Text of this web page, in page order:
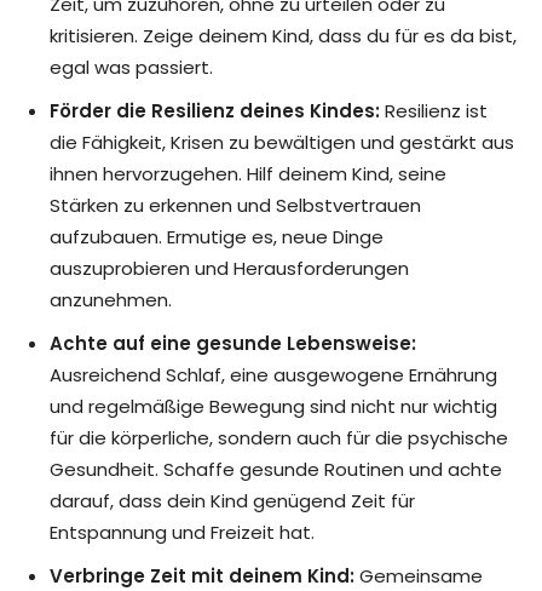
kritisieren. Zeige deinem Kind, dass du für es da bist,
egal was passiert.
Förder die Resilienz deines Kindes:Resilienz ist
die Fähigkeit, Krisen zu bewältigen und gestärkt aus
ihnen hervorzugehen. Hilf deinem Kind, seine
Stärken zu erkennen und Selbstvertrauen
aufzubauen. Ermutige es, neue Dinge
auszuprobieren und Herausforderungen
anzunehmen.
Achte auf eine gesunde Lebensweise:
Ausreichend Schlaf, eine ausgewogene Ernährung
und regelmäßige Bewegung sind nicht nur wichtig
für die körperliche, sondern auch für die psychische
Gesundheit. Schaffe gesunde Routinen und achte
darauf, dass dein Kind genügend Zeit für
Entspannung und Freizeit hat.
Verbringe Zeit mit deinem Kind:Gemeinsame